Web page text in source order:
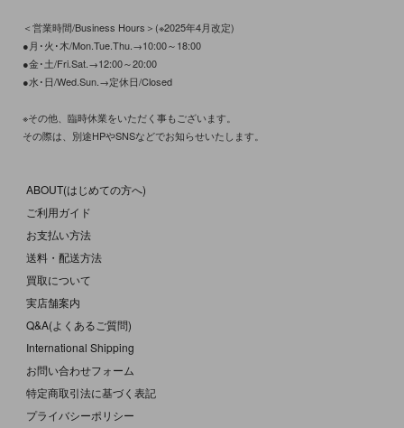
＜営業時間/Business Hours＞(※2025年4月改定)
●月･火･木/Mon.Tue.Thu.→10:00～18:00
●金･土/Fri.Sat.→12:00～20:00
●水･日/Wed.Sun.→定休日/Closed
※その他、臨時休業をいただく事もございます。
その際は、別途HPやSNSなどでお知らせいたします。
ABOUT(はじめての方へ)
ご利用ガイド
お支払い方法
送料・配送方法
買取について
実店舗案内
Q&A(よくあるご質問)
International Shipping
お問い合わせフォーム
特定商取引法に基づく表記
プライバシーポリシー